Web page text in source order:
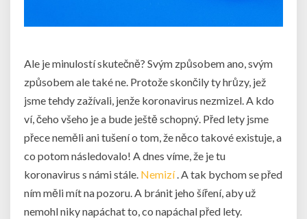
Ale je minulostí skutečně? Svým způsobem ano, svým
způsobem ale také ne. Protože skončily ty hrůzy, jež
jsme tehdy zažívali, jenže koronavirus nezmizel. A kdo
ví, čeho všeho je a bude ještě schopný. Před lety jsme
přece neměli ani tušení o tom, že něco takové existuje, a
co potom následovalo! A dnes víme, že je tu
koronavirus s námi stále. Nemizí. A tak bychom se před
ním měli mít na pozoru. A bránit jeho šíření, aby už
nemohl niky napáchat to, co napáchal před lety.